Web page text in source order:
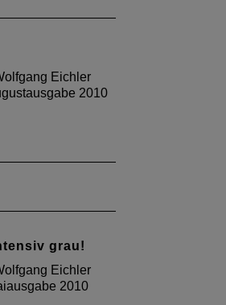
Eichler
2010
grau!
Eichler
2010